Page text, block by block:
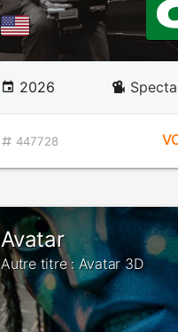
2026
447728
Avatar
Autre titre : Avatar 3D